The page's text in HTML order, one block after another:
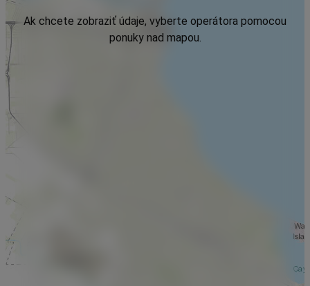
Ak chcete zobraziť údaje, vyberte operátora pomocou
ponuky nad mapou.